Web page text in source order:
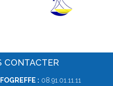
CONTACTER
: 08.91.01.11.11